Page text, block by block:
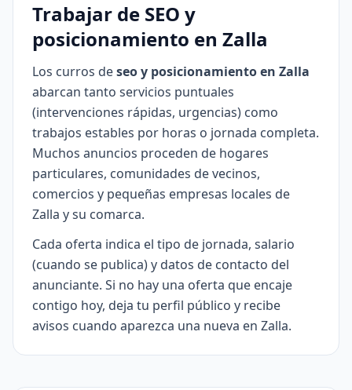
Trabajar de SEO y
posicionamiento en Zalla
Los curros deseo y posicionamiento en Zalla
abarcan tanto servicios puntuales
(intervenciones rápidas, urgencias) como
trabajos estables por horas o jornada completa.
Muchos anuncios proceden de hogares
particulares, comunidades de vecinos,
comercios y pequeñas empresas locales de
Zalla y su comarca.
Cada oferta indica el tipo de jornada, salario
(cuando se publica) y datos de contacto del
anunciante. Si no hay una oferta que encaje
contigo hoy, deja tu perfil público y recibe
avisos cuando aparezca una nueva en Zalla.